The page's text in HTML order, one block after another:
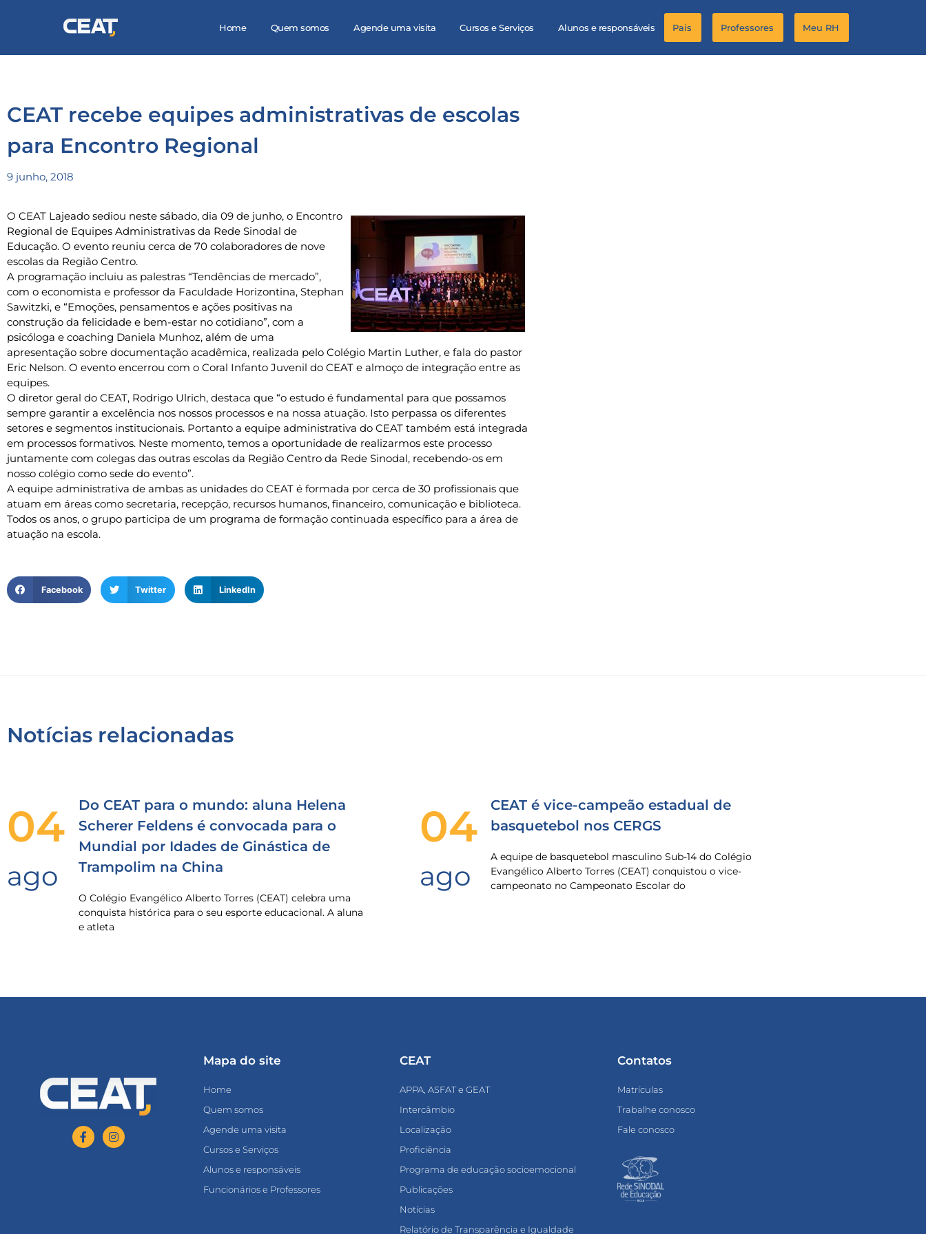
Home Quem somos Agende uma visita Cursos e Serviços Alunos e responsáveis Pais Professores Meu RH
CEAT recebe equipes administrativas de escolas
para Encontro Regional
9 junho, 2018
O CEAT Lajeado sediou neste sábado, dia 09 de junho, o Encontro
Regional de Equipes Administrativas da Rede Sinodal de
Educação. O evento reuniu cerca de 70 colaboradores de nove
escolas da Região Centro.
A programação incluiu as palestras “Tendências de mercado”,
com o economista e professor da Faculdade Horizontina, Stephan
Sawitzki, e “Emoções, pensamentos e ações positivas na
construção da felicidade e bem-estar no cotidiano”, com a
psicóloga e coaching Daniela Munhoz, além de uma
apresentação sobre documentação acadêmica, realizada pelo Colégio Martin Luther, e fala do pastor
Eric Nelson. O evento encerrou com o Coral Infanto Juvenil do CEAT e almoço de integração entre as
equipes.
O diretor geral do CEAT, Rodrigo Ulrich, destaca que “o estudo é fundamental para que possamos
sempre garantir a excelência nos nossos processos e na nossa atuação. Isto perpassa os diferentes
setores e segmentos institucionais. Portanto a equipe administrativa do CEAT também está integrada
em processos formativos. Neste momento, temos a oportunidade de realizarmos este processo
juntamente com colegas das outras escolas da Região Centro da Rede Sinodal, recebendo-os em
nosso colégio como sede do evento”.
A equipe administrativa de ambas as unidades do CEAT é formada por cerca de 30 profissionais que
atuam em áreas como secretaria, recepção, recursos humanos, financeiro, comunicação e biblioteca.
Todos os anos, o grupo participa de um programa de formação continuada específico para a área de
atuação na escola.
Facebook Twitter LinkedIn
Notícias relacionadas
04
ago
Do CEAT para o mundo: aluna Helena
Scherer Feldens é convocada para o
Mundial por Idades de Ginástica de
Trampolim na China
O Colégio Evangélico Alberto Torres (CEAT) celebra uma
conquista histórica para o seu esporte educacional. A aluna
e atleta
04
ago
CEAT é vice-campeão estadual de
basquetebol nos CERGS
A equipe de basquetebol masculino Sub-14 do Colégio
Evangélico Alberto Torres (CEAT) conquistou o vice-
campeonato no Campeonato Escolar do
Mapa do site
Home
Quem somos
Agende uma visita
Cursos e Serviços
Alunos e responsáveis
Funcionários e Professores
CEAT
APPA, ASFAT e GEAT
Intercâmbio
Localização
Proficiência
Programa de educação socioemocional
Publicações
Notícias
Relatório de Transparência e Igualdade
Contatos
Matrículas
Trabalhe conosco
Fale conosco